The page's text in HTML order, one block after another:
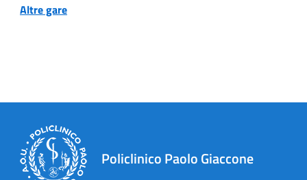
Altre gare
Policlinico Paolo Giaccone